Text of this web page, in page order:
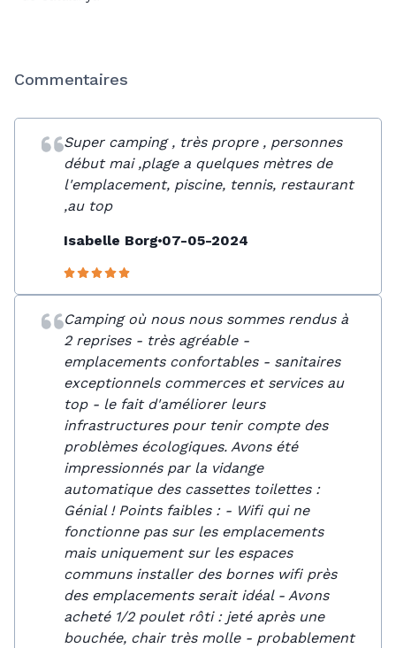
Commentaires
Super camping , très propre , personnes
début mai ,plage a quelques mètres de
l'emplacement, piscine, tennis, restaurant
,au top
Isabelle Borg 07-05-2024
Camping où nous nous sommes rendus à
2 reprises - très agréable -
emplacements confortables - sanitaires
exceptionnels commerces et services au
top - le fait d'améliorer leurs
infrastructures pour tenir compte des
problèmes écologiques. Avons été
impressionnés par la vidange
automatique des cassettes toilettes :
Génial ! Points faibles : - Wifi qui ne
fonctionne pas sur les emplacements
mais uniquement sur les espaces
communs installer des bornes wifi près
des emplacements serait idéal - Avons
acheté 1/2 poulet rôti : jeté après une
bouchée, chair très molle - probablement